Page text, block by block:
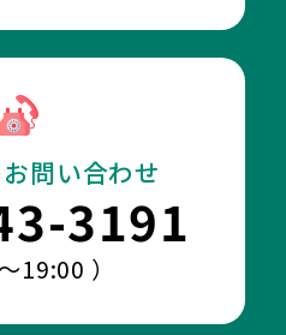
問い合わせ
3191
19:00 ）